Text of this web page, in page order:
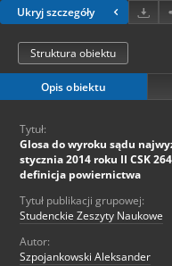
Ukryj szczegóły
Struktura obiektu
Opis obiektu
Tytuł:
Glosa do wyroku sądu
stycznia 2014 roku II CSK
definicja powiernictwa
Tytuł publikacji grupowej:
Studenckie Zeszyty Naukowe
Autor:
Szpojankowski Aleksander